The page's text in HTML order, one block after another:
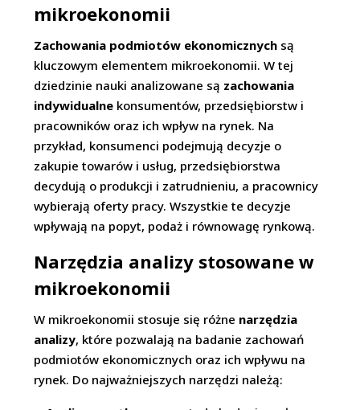
mikroekonomii
Zachowania podmiotów ekonomicznych są
kluczowym elementem mikroekonomii. W tej
dziedzinie nauki analizowane są zachowania
indywidualne konsumentów, przedsiębiorstw i
pracowników oraz ich wpływ na rynek. Na
przykład, konsumenci podejmują decyzje o
zakupie towarów i usług, przedsiębiorstwa
decydują o produkcji i zatrudnieniu, a pracownicy
wybierają oferty pracy. Wszystkie te decyzje
wpływają na popyt, podaż i równowagę rynkową.
Narzędzia analizy stosowane w
mikroekonomii
W mikroekonomii stosuje się różne narzędzia
analizy, które pozwalają na badanie zachowań
podmiotów ekonomicznych oraz ich wpływu na
rynek. Do najważniejszych narzędzi należą: